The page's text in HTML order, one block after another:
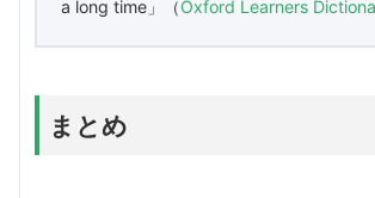
a long time」（Oxford Learners
まとめ